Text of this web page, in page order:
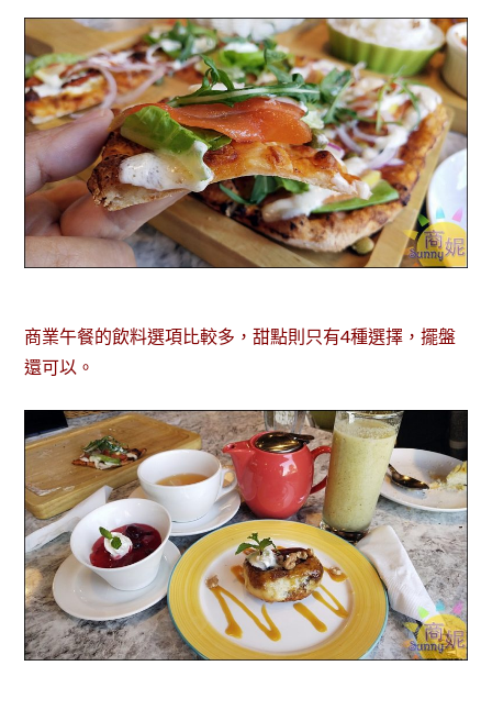
商業午餐的飲料選項比較多，甜點則只有4種選擇，擺盤
還可以。